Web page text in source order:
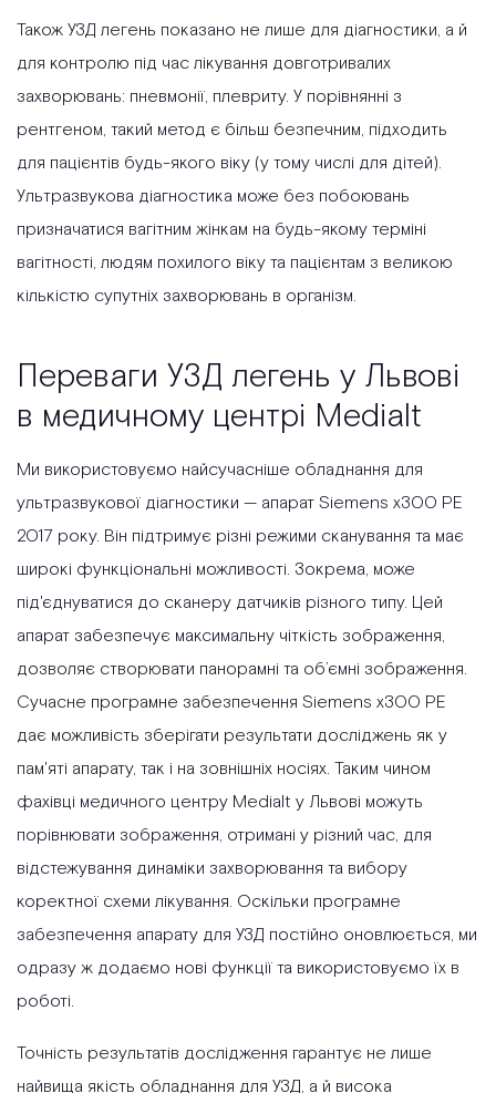
Також УЗД легень показано не лише для діагностики, а й
для контролю під час лікування довготривалих
захворювань: пневмонії, плевриту. У порівнянні з
рентгеном, такий метод є більш безпечним, підходить
для пацієнтів будь-якого віку (у тому числі для дітей).
Ультразвукова діагностика може без побоювань
призначатися вагітним жінкам на будь-якому терміні
вагітності, людям похилого віку та пацієнтам з великою
кількістю супутніх захворювань в організм.
Переваги УЗД легень у Львові
в медичному центрі Medialt
Ми використовуємо найсучасніше обладнання для
ультразвукової діагностики — апарат Siemens x300 PE
2017 року. Він підтримує різні режими сканування та має
широкі функціональні можливості. Зокрема, може
під'єднуватися до сканеру датчиків різного типу. Цей
апарат забезпечує максимальну чіткість зображення,
дозволяє створювати панорамні та об’ємні зображення.
Сучасне програмне забезпечення Siemens x300 PE
дає можливість зберігати результати досліджень як у
пам'яті апарату, так і на зовнішніх носіях. Таким чином
фахівці медичного центру Medialt у Львові можуть
порівнювати зображення, отримані у різний час, для
відстежування динаміки захворювання та вибору
коректної схеми лікування. Оскільки програмне
забезпечення апарату для УЗД постійно оновлюється, ми
одразу ж додаємо нові функції та використовуємо їх в
роботі.
Точність результатів дослідження гарантує не лише
найвища якість обладнання для УЗД, а й висока